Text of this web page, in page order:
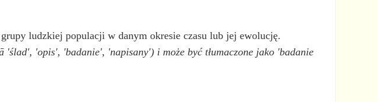
ludzkiej populacji w danym okresie czasu lub jej ewolucję.
'ślad', 'opis', 'badanie', 'napisany') i może być tłumaczone jako 'badanie